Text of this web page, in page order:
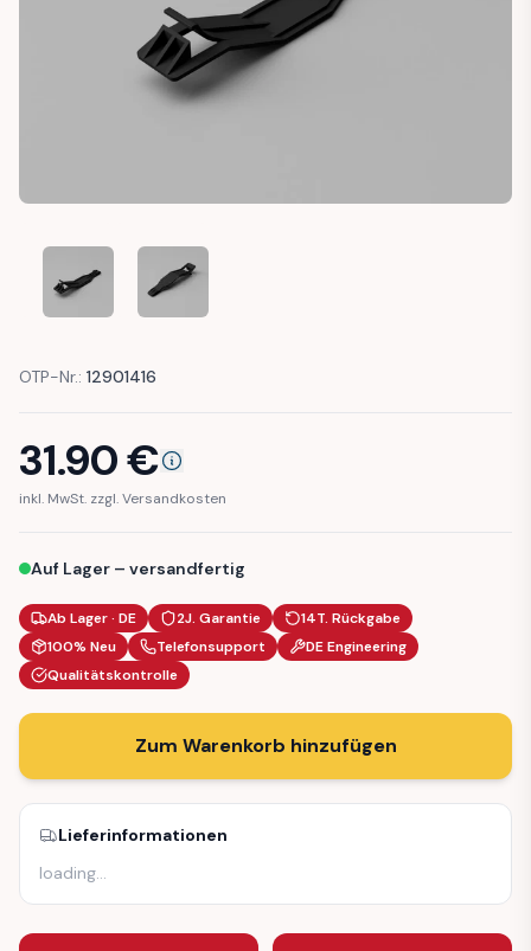
FORD FOCUS MK2 HEADLIGHT MOUNT HEADLIGHT
FORD FOCUS MK2 HEADLIGHT MOUNT
OTP-Nr.: 12901416
31.90€
inkl. MwSt. zzgl. Versandkosten
Auf Lager – versandfertig
Ab Lager · DE 2J. Garantie
14T. Rückgabe
100% Neu
Telefonsupport
DE Engineering
Qualitätskontrolle
Zum Warenkorb hinzufügen
Lieferinformationen
loading…